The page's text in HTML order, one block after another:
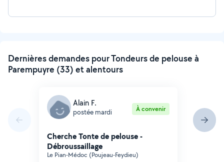
Dernières demandes pour Tondeurs de pelouse à
Parempuyre (33) et alentours
Alain F.
postée mardi À convenir
Cherche Tonte de pelouse -
Débroussaillage
Le Pian-Médoc (Poujeau-Feydieu)